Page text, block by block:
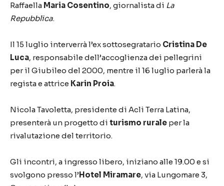
Raffaella Maria Cosentino, giornalista di La
Repubblica.
Il 15 luglio interverrà l’ex sottosegratario Cristina De
Luca, responsabile dell’accoglienza dei pellegrini
per il Giubileo del 2000, mentre il 16 luglio parlerà la
regista e attrice Karin Proia.
Nicola Tavoletta, presidente di Acli Terra Latina,
presenterà un progetto di turismo rurale per la
rivalutazione del territorio.
Gli incontri, a ingresso libero, iniziano alle 19.00 e si
svolgono presso l’Hotel Miramare, via Lungomare 3,